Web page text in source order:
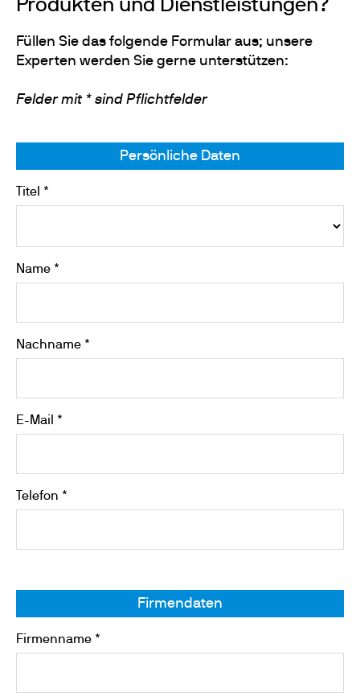
Produkten und Dienstleistungen?
Füllen Sie das folgende Formular aus; unsere
Experten werden Sie gerne unterstützen:
Felder mit * sind Pflichtfelder
Persönliche Daten
Titel *
Name *
Nachname *
E-Mail *
Telefon *
Firmendaten
Firmenname *